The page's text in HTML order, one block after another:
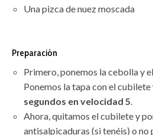
Una pizca de nuez moscada
Preparación
Primero, ponemos la cebolla y
Ponemos la tapa con el
segundos en velocidad 5
Ahora, quitamos el cubilete y
antisalpicaduras (si tenéis) o no